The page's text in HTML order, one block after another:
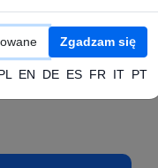
GPS zgodnie z
powyższe
Port.
Zgadzam się
EN DE ES FR IT PT